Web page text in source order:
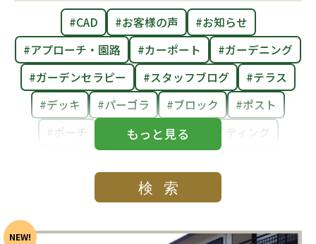
採用情報
#CAD #お客様の声
#お知らせ
#アプローチ・園路
#カーポート
#ガーデニング
#ガーデンセラピー
#スタッフブログ
#テラス
#デッキ
#パーゴラ #ブロック
#ポスト
#ポーチ
#メンテナンス
#ライティング
#物置・収納